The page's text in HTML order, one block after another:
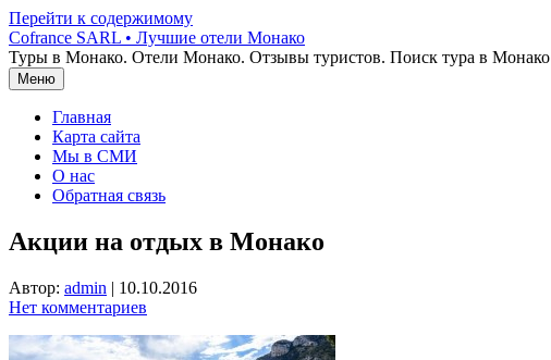
Перейти к содержимому
Cofrance SARL • Лучшие отели Монако
Туры в Монако. Отели Монако. Отзывы туристов. Поиск тура в Монако
Меню
Главная
Карта сайта
Мы в СМИ
О нас
Обратная связь
Акции на отдых в Монако
Автор: admin | 10.10.2016
Нет комментариев